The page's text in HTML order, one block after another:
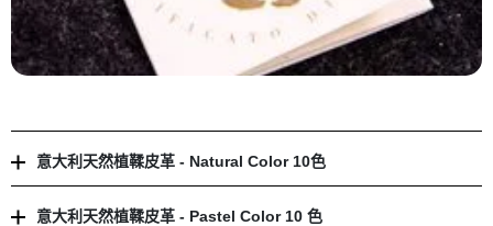
意大利天然植鞣皮革 - Natural Color 10色
意大利天然植鞣皮革 - Pastel Color 10 色